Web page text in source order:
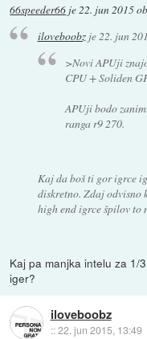
66speeder66 je22. jun 2015
iloveboobzje22. jun
>Novi APUji
CPU + Soliden
APUji bodo
ranga r9 270.
Kaj da boš ti gor igrce
diskretno. Zdaj odvisno
high end igrce špilov to
Kaj pa manjka intelu za 1/
iger?
iloveboobz
::22. jun 2015, 13:49